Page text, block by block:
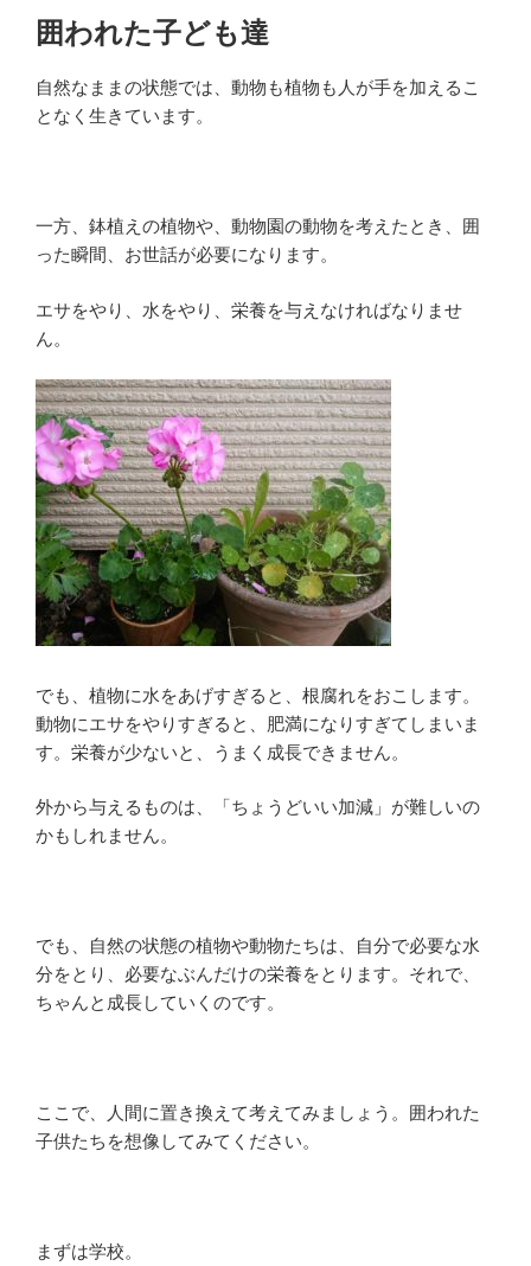
囲われた子ども達
自然なままの状態では、動物も植物も人が手を加えるこ
となく生きています。
一方、鉢植えの植物や、動物園の動物を考えたとき、囲
った瞬間、お世話が必要になります。
エサをやり、水をやり、栄養を与えなければなりませ
ん。
でも、植物に水をあげすぎると、根腐れをおこします。
動物にエサをやりすぎると、肥満になりすぎてしまいま
す。栄養が少ないと、うまく成長できません。
外から与えるものは、「ちょうどいい加減」が難しいの
かもしれません。
でも、自然の状態の植物や動物たちは、自分で必要な水
分をとり、必要なぶんだけの栄養をとります。それで、
ちゃんと成長していくのです。
ここで、人間に置き換えて考えてみましょう。囲われた
子供たちを想像してみてください。
まずは学校。